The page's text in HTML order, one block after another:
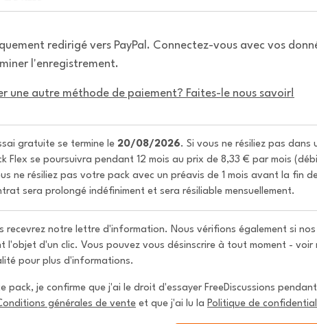
redirigé vers PayPal. Connectez-vous avec vos
l'enregistrement.
une autre méthode de paiement? Faites-le nous savoir!
gratuite se termine le 20/08/2026. Si vous ne résiliez pas dans
Flex se poursuivra pendant 12 mois au prix de 8,33 € par mois
ne résiliez pas votre pack avec un préavis de 1 mois avant la fin
sera prolongé indéfiniment et sera résiliable mensuellement.
recevrez notre lettre d'information. Nous vérifions également si nos
l'objet d'un clic. Vous pouvez vous désinscrire à tout moment - voir
pour plus d'informations.
pack, je confirme que j'ai le droit d'essayer FreeDiscussions
générales de vente et que j'ai lu la Politique de